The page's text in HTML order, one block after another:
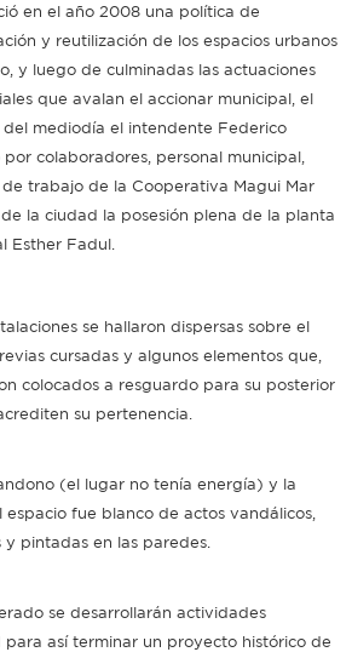
en el año 2008 una política de
y reutilización de los espacios urbanos
y luego de culminadas las actuaciones
que avalan el accionar municipal, el
del mediodía el intendente Federico
colaboradores, personal municipal,
trabajo de la Cooperativa Magui Mar
la ciudad la posesión plena de la planta
Esther Fadul.
se hallaron dispersas sobre el
cursadas y algunos elementos que,
colocados a resguardo para su posterior
su pertenencia.
(el lugar no tenía energía) y la
fue blanco de actos vandálicos,
pintadas en las paredes.
se desarrollarán actividades
así terminar un proyecto histórico de